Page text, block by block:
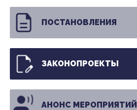
ПОСТАНОВЛЕНИЯ
ЗАКОНОПРОЕКТЫ
АНОНС МЕРОПРИЯТИЙ